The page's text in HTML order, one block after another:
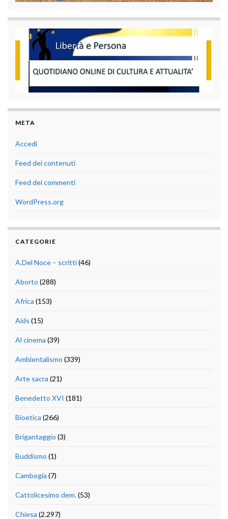
META
Accedi
Feed dei contenuti
Feed dei commenti
WordPress.org
CATEGORIE
A.Del Noce – scritti(46)
Aborto (288)
Africa (153)
Aids (15)
Al cinema (39)
Ambientalismo (339)
Arte sacra (21)
Benedetto XVI (181)
Bioetica (266)
Brigantaggio (3)
Buddismo (1)
Cambogia (7)
Cattolicesimo dem.(53)
Chiesa (2.297)